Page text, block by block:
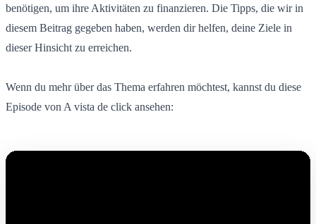
benötigen, um ihre Aktivitäten zu finanzieren. Die Tipps, die wir in
diesem Beitrag gegeben haben, werden dir helfen, deine Ziele in
dieser Hinsicht zu erreichen.
Wenn du mehr über das Thema erfahren möchtest, kannst du diese
Episode von A vista de click ansehen: